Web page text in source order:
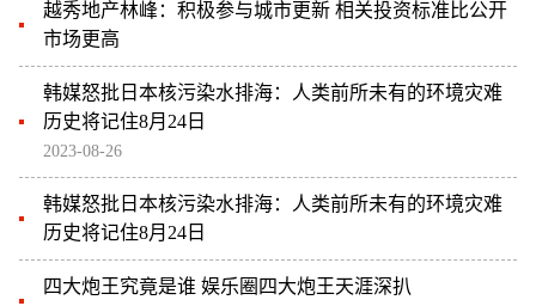
越秀地产林峰：积极参与城市更新 相关投资标准比公开
市场更高
韩媒怒批日本核污染水排海：人类前所未有的环境灾难
历史将记住8月24日
2023-08-26
韩媒怒批日本核污染水排海：人类前所未有的环境灾难
历史将记住8月24日
四大炮王究竟是谁 娱乐圈四大炮王天涯深扒